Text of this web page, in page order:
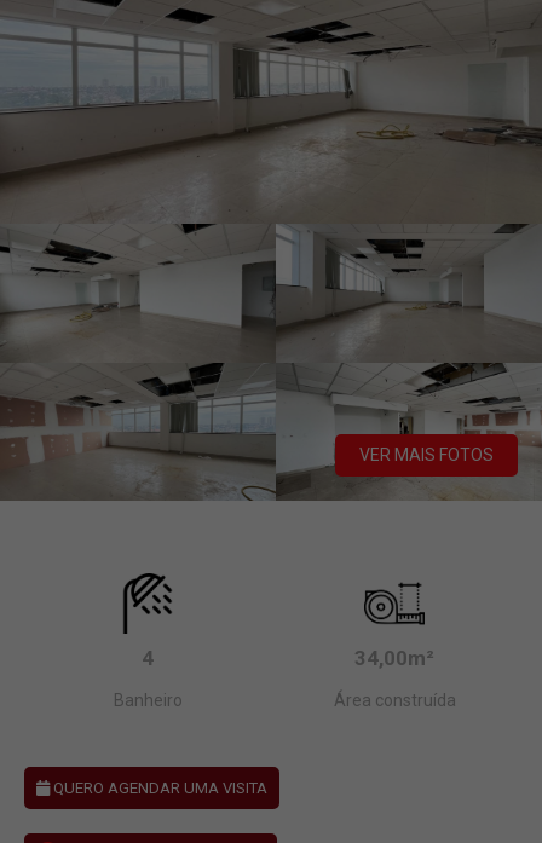
VER MAIS FOTOS
4
Banheiro
34,00m²
Área construída
QUERO AGENDAR UMA VISITA